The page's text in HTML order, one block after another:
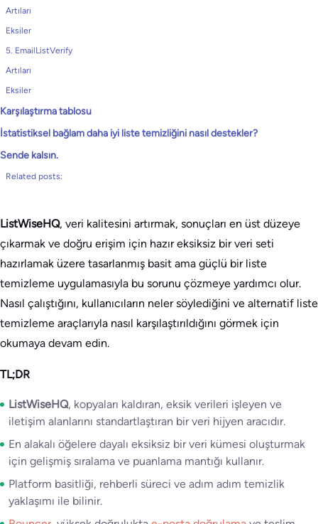
Artıları
Eksiler
5. EmailListVerify
Artıları
Eksiler
Karşılaştırma tablosu
İstatistiksel bağlam daha iyi liste temizliğini nasıl destekler?
Sende kalsın.
Related posts:
ListWiseHQ, veri kalitesini artırmak, sonuçları en üst düzeye
çıkarmak ve doğru erişim için hazır eksiksiz bir veri seti
hazırlamak üzere tasarlanmış basit ama güçlü bir liste
temizleme uygulamasıyla bu sorunu çözmeye yardımcı olur.
Nasıl çalıştığını, kullanıcıların neler söylediğini ve alternatif liste
temizleme araçlarıyla nasıl karşılaştırıldığını görmek için
okumaya devam edin.
TL;DR
ListWiseHQ, kopyaları kaldıran, eksik verileri işleyen ve
iletişim alanlarını standartlaştıran bir veri hijyen aracıdır.
En alakalı öğelere dayalı eksiksiz bir veri kümesi oluşturmak
için gelişmiş sıralama ve puanlama mantığı kullanır.
Platform basitliği, rehberli süreci ve adım adım temizlik
yaklaşımı ile bilinir.